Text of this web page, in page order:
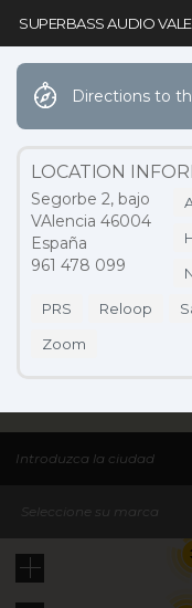
Seleccione su marca
SUPERBASS AUDIO
Directions to
LOCATION
Segorbe 2, bajo
VAlencia 46004
España
961 478 099
PRS
Reloop
Zoom